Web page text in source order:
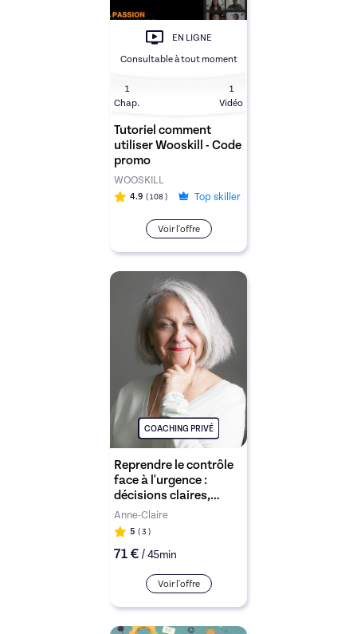
EN LIGNE
Consultable à tout moment
1
Chap.
1
Vidéo
Tutoriel comment
utiliser Wooskill - Code
promo
WOOSKILL
4.9 ( 108 ) Top skiller
Voir l'offre
COACHING PRIVÉ
Reprendre le contrôle
face à l'urgence :
décisions claires,
esprit serein
Anne-Claire
5 ( 3 )
71 € /45min
Voir l'offre